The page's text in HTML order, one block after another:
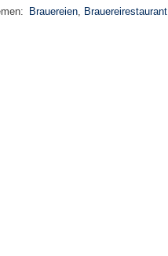
Brauereien, Brauereirestaurant